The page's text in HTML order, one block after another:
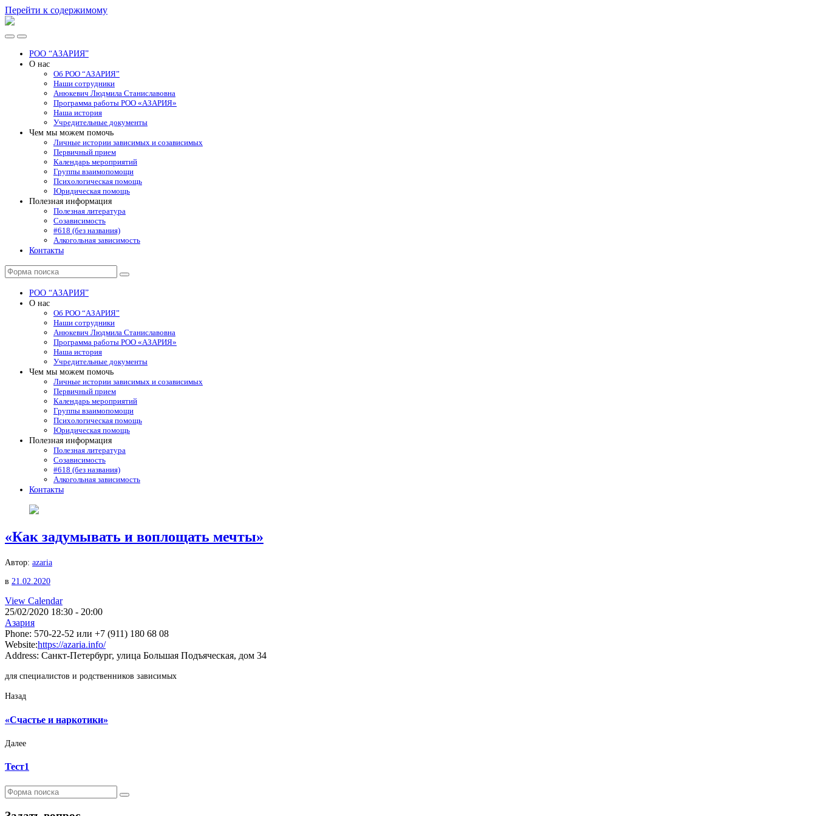
Перейти к содержимому
РОО
Переключить
мобильное
Переключить
поле
поиска
РОО “АЗАРИЯ”
О нас
Об РОО “АЗАРИЯ”
Наши сотрудники
Анюкевич Людмила Станиславовна
Программа работы РОО «АЗАРИЯ»
Наша история
Учредительные документы
Чем мы можем помочь
Личные истории зависимых и созависимых
Первичный прием
Календарь мероприятий
Группы взаимопомощи
Психологическая помощь
Юридическая помощь
Полезная информация
Полезная литература
Созависимость
#618 (без названия)
Алкогольная зависимость
Контакты
Поиск
РОО “АЗАРИЯ”
О нас
Об РОО “АЗАРИЯ”
Наши сотрудники
Анюкевич Людмила Станиславовна
Программа работы РОО «АЗАРИЯ»
Наша история
Учредительные документы
Чем мы можем помочь
Личные истории зависимых и созависимых
Первичный прием
Календарь мероприятий
Группы взаимопомощи
Психологическая помощь
Юридическая помощь
Полезная информация
Полезная литература
Созависимость
#618 (без названия)
Алкогольная зависимость
Контакты
«Как задумывать и воплощать мечты»
Автор: azaria
в 21.02.2020
View Calendar
25/02/2020 18:30 - 20:00
Азария
Phone: 570-22-52 или +7 (911) 180 68 08
Website:https://azaria.info/
Address: Санкт-Петербург, улица Большая Подъяческая, дом 34
для специалистов и родственников зависимых
Назад
«Счастье и наркотики»
Далее
Тест1
Поиск